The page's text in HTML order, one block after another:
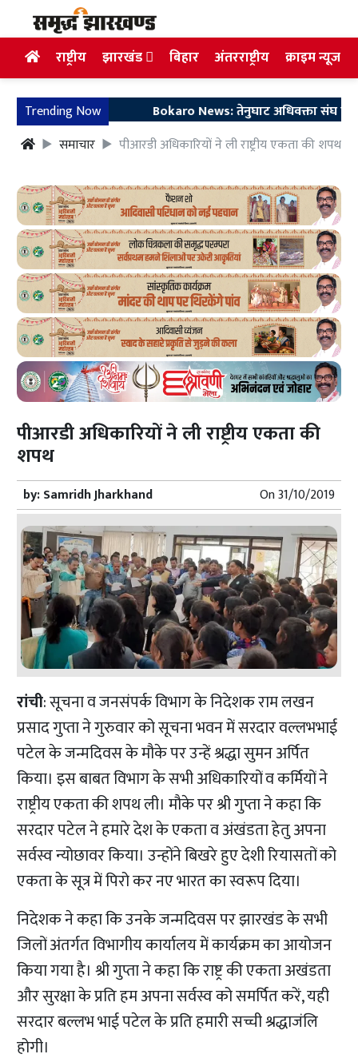
राष्ट्रीय झारखंड बिहार अंतरराष्ट्रीय क्राइम न्यूज
Trending Now
Bokaro News: तेनुघाट अधिवक्ता संघ परिसर
समाचार
पीआरडी अधिकारियों ने ली राष्ट्रीय एकता की शपथ
पीआरडी अधिकारियों ने ली राष्ट्रीय एकता की
शपथ
by:Samridh Jharkhand On31/10/2019
रांची: सूचना व जनसंपर्क विभाग के निदेशक राम लखन
प्रसाद गुप्ता ने गुरुवार को सूचना भवन में सरदार वल्लभभाई
पटेल के जन्मदिवस के मौके पर उन्हें श्रद्धा सुमन अर्पित
किया। इस बाबत विभाग के सभी अधिकारियों व कर्मियों ने
राष्ट्रीय एकता की शपथ ली। मौके पर श्री गुप्ता ने कहा कि
सरदार पटेल ने हमारे देश के एकता व अंखंडता हेतु अपना
सर्वस्व न्योछावर किया। उन्होंने बिखरे हुए देशी रियासतों को
एकता के सूत्र में पिरो कर नए भारत का स्वरूप दिया।
निदेशक ने कहा कि उनके जन्मदिवस पर झारखंड के सभी
जिलों अंतर्गत विभागीय कार्यालय में कार्यक्रम का आयोजन
किया गया है। श्री गुप्ता ने कहा कि राष्ट्र की एकता अखंडता
और सुरक्षा के प्रति हम अपना सर्वस्व को समर्पित करें, यही
सरदार बल्लभ भाई पटेल के प्रति हमारी सच्ची श्रद्धाजंलि
होगी।